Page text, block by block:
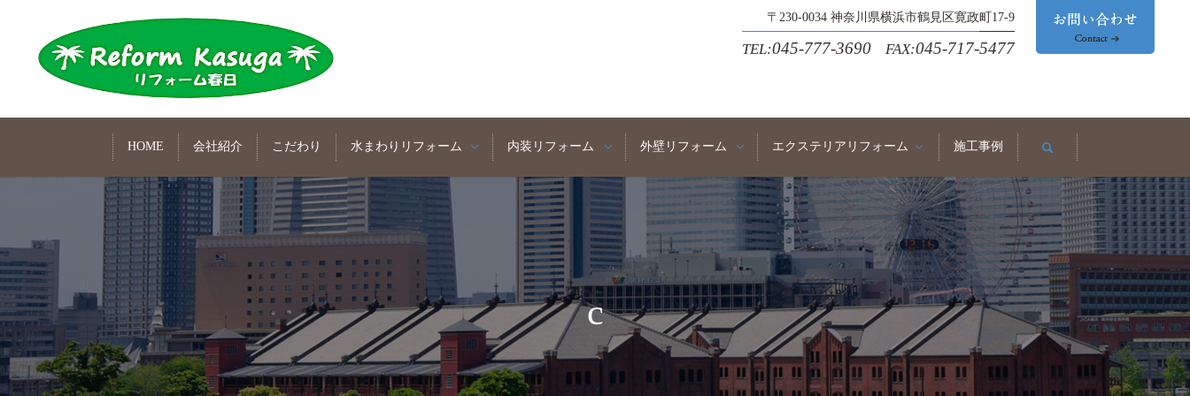
〒230-0034 神奈川県横浜市鶴見区寛政町17-9
TEL:045-777-3690 FAX:045-717-5477
HOME 会社紹介 こだわり 水まわりリフォーム 内装リフォーム 外壁リフォーム エクステリアリフォーム 施工事例
search
c